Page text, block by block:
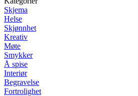
Skjema
Helse
Skjønnhet
Kreativ
Møte
Smykker
Å spise
Interiør
Begravelse
Fortrolighet